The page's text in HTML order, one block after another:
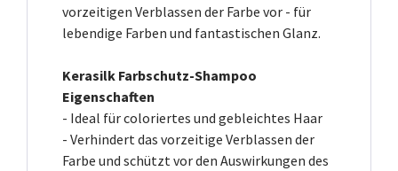
vorzeitigen Verblassen der Farbe vor - für
lebendige Farben und fantastischen Glanz.
Kerasilk Farbschutz-Shampoo
Eigenschaften
- Ideal für coloriertes und gebleichtes Haar
- Verhindert das vorzeitige Verblassen der
Farbe und schützt vor den Auswirkungen des